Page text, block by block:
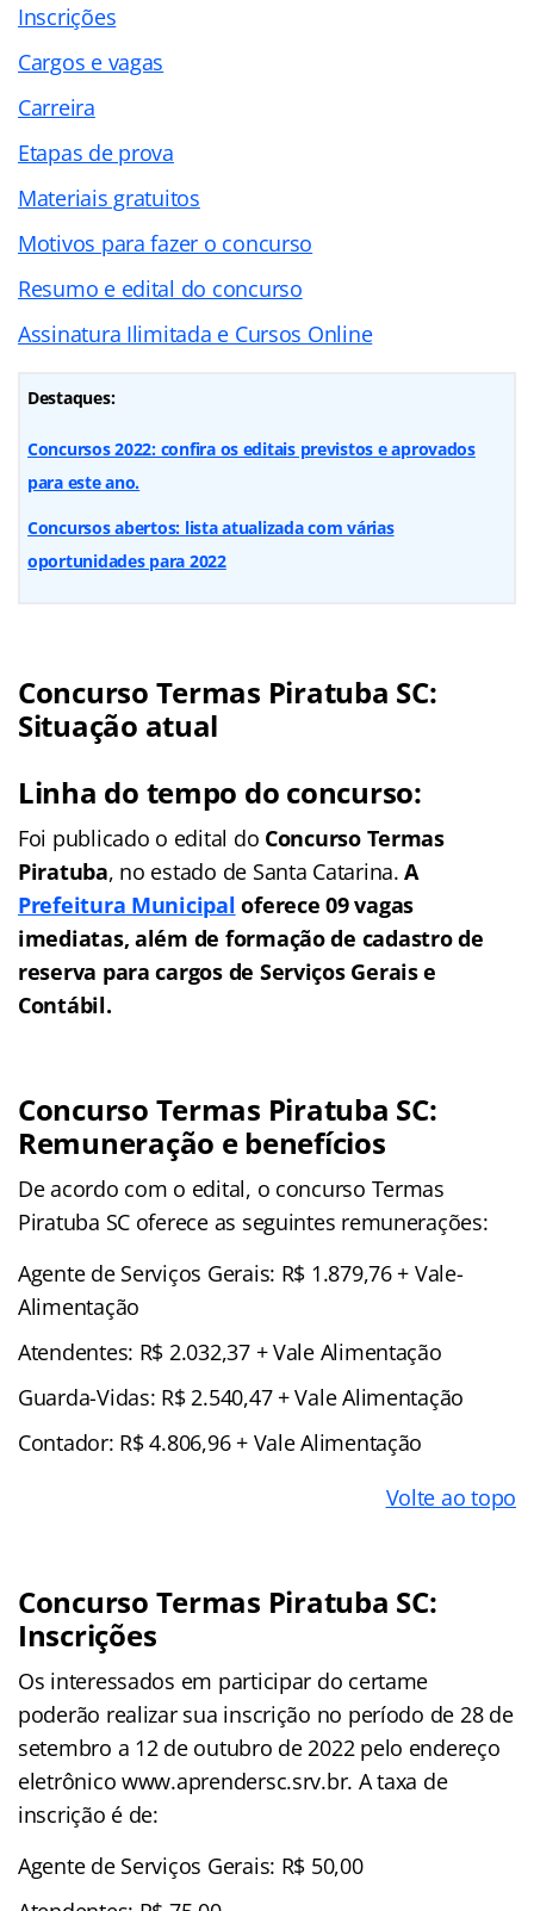
Inscrições
Cargos e vagas
Carreira
Etapas de prova
Materiais gratuitos
Motivos para fazer o concurso
Resumo e edital do concurso
Assinatura Ilimitada e Cursos Online
Destaques:
Concursos 2022: confira os editais previstos e aprovados
para este ano.
Concursos abertos: lista atualizada com várias
oportunidades para 2022
Concurso Termas Piratuba SC:
Situação atual
Linha do tempo do concurso:
Foi publicado o edital do Concurso Termas
Piratuba, no estado de Santa Catarina.A
Prefeitura Municipal oferece 09 vagas
imediatas, além de formação de cadastro de
reserva para cargos de Serviços Gerais e
Contábil.
Concurso Termas Piratuba SC:
Remuneração e benefícios
De acordo com o edital, o concurso Termas
Piratuba SC oferece as seguintes remunerações:
Agente de Serviços Gerais: R$ 1.879,76 + Vale-
Alimentação
Atendentes: R$ 2.032,37 + Vale Alimentação
Guarda-Vidas: R$ 2.540,47 + Vale Alimentação
Contador: R$ 4.806,96 + Vale Alimentação
Volte ao topo
Concurso Termas Piratuba SC:
Inscrições
Os interessados em participar do certame
poderão realizar sua inscrição no período de 28 de
setembro a 12 de outubro de 2022 pelo endereço
eletrônico www.aprendersc.srv.br. A taxa de
inscrição é de:
Agente de Serviços Gerais: R$ 50,00